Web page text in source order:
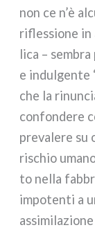
non ce n’è
rifles­sio­ne
li­ca –
e indul­gen­te
che la
con­fon­de­re
pre­va­le­re su
rischio
to nel­la
impo­ten­ti a